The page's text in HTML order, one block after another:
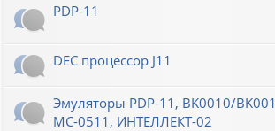
PDP-11
DEC процессор J11
Эмуляторы PDP-11, BK0010/
МС-0511, ИНТЕЛЛЕКТ-02